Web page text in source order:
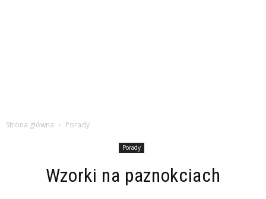
Strona główna Porady
Porady
Wzorki na paznokciach